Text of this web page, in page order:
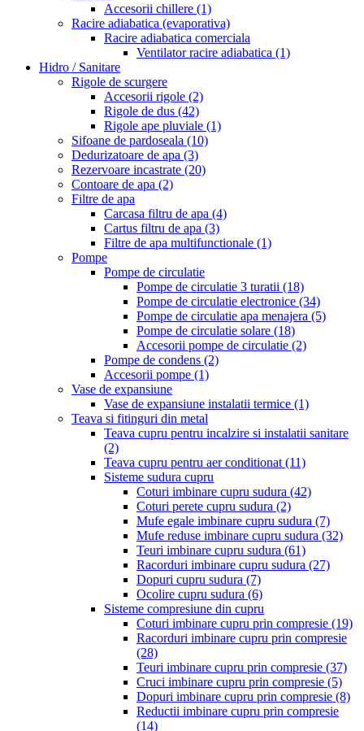
Accesorii chillere (1)
Racire adiabatica (evaporativa)
Racire adiabatica comerciala
Ventilator racire adiabatica (1)
Hidro / Sanitare
Rigole de scurgere
Accesorii rigole (2)
Rigole de dus (42)
Rigole ape pluviale (1)
Sifoane de pardoseala (10)
Dedurizatoare de apa (3)
Rezervoare incastrate (20)
Contoare de apa (2)
Filtre de apa
Carcasa filtru de apa (4)
Cartus filtru de apa (3)
Filtre de apa multifunctionale (1)
Pompe
Pompe de circulatie
Pompe de circulatie 3 turatii (18)
Pompe de circulatie electronice (34)
Pompe de circulatie apa menajera (5)
Pompe de circulatie solare (18)
Accesorii pompe de circulatie (2)
Pompe de condens (2)
Accesorii pompe (1)
Vase de expansiune
Vase de expansiune instalatii termice (1)
Teava si fitinguri din metal
Teava cupru pentru incalzire si instalatii sanitare
(2)
Teava cupru pentru aer conditionat (11)
Sisteme sudura cupru
Coturi imbinare cupru sudura (42)
Coturi perete cupru sudura (2)
Mufe egale imbinare cupru sudura (7)
Mufe reduse imbinare cupru sudura (32)
Teuri imbinare cupru sudura (61)
Racorduri imbinare cupru sudura (27)
Dopuri cupru sudura (7)
Ocolire cupru sudura (6)
Sisteme compresiune din cupru
Coturi imbinare cupru prin compresie (19)
Racorduri imbinare cupru prin compresie
(28)
Teuri imbinare cupru prin compresie (37)
Cruci imbinare cupru prin compresie (5)
Dopuri imbinare cupru prin compresie (8)
Reductii imbinare cupru prin compresie
(14)